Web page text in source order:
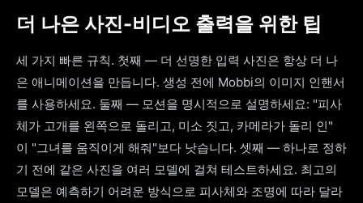
더 나은 사진-비디오 출력을 위한 팁
세 가지 빠른 규칙. 첫째 — 더 선명한 입력 사진은 항상 더 나
은 애니메이션을 만듭니다. 생성 전에 Mobbi의 이미지 인핸서
를 사용하세요. 둘째 — 모션을 명시적으로 설명하세요: "피사
체가 고개를 왼쪽으로 돌리고, 미소 짓고, 카메라가 돌리 인"
이 "그녀를 움직이게 해줘"보다 낫습니다. 셋째 — 하나로 정하
기 전에 같은 사진을 여러 모델에 걸쳐 테스트하세요. 최고의
모델은 예측하기 어려운 방식으로 피사체와 조명에 따라 달라